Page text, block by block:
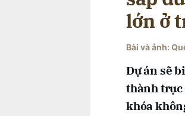
lớn ở
Bài và ảnh:
Dự án sẽ
thành trục
khóa